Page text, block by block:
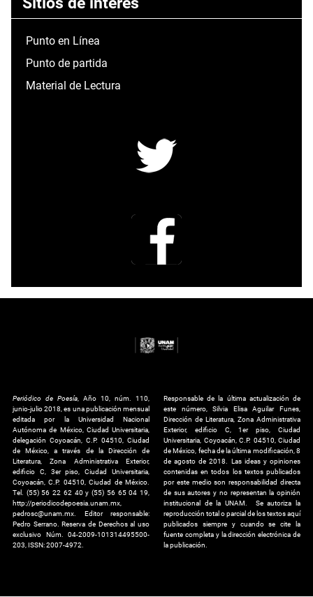
Punto en Línea
Punto de partida
Material de Lectura
Periódico de Poesía , Año 10, núm. 110,
junio-julio 2018, es una publicación mensual
editada por la Universidad Nacional
Autónoma de México, Ciudad Universitaria,
delegación Coyoacán, C.P. 04510, Ciudad
de México, a través de la Dirección de
Literatura, Zona Administrativa Exterior,
edificio C, 3er piso, Ciudad Universitaria,
Coyoacán, C.P. 04510, Ciudad de México.
Tel. (55) 56 22 62 40 y (55) 56 65 04 19,
http://periodicodepoesia.unam.mx,
pedrosc@unam.mx. Editor responsable:
Pedro Serrano. Reserva de Derechos al uso
exclusivo Núm. 04-2009-101314495500-
203, ISSN: 2007-4972.
Responsable de la última actualización de
este número, Silvia Elisa Aguilar Funes,
Dirección de Literatura, Zona Administrativa
Exterior, edificio C, 1er piso, Ciudad
Universitaria, Coyoacán, C.P. 04510, Ciudad
de México, fecha de la última modificación, 8
de agosto de 2018. Las ideas y opiniones
contenidas en todos los textos publicados
por este medio son responsabilidad directa
de sus autores y no representan la opinión
institucional de la UNAM. Se autoriza la
reproducción total o parcial de los textos aquí
publicados siempre y cuando se cite la
fuente completa y la dirección electrónica de
la publicación.